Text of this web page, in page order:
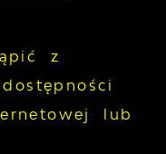
z
lub